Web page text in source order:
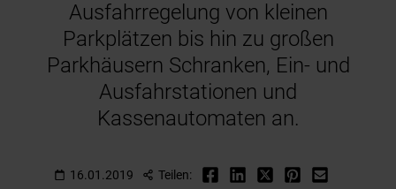
Ausfahrregelung von kleinen
Parkplätzen bis hin zu großen
Parkhäusern Schranken, Ein- und
Ausfahrstationen und
Kassenautomaten an.
16.01.2019 Teilen: